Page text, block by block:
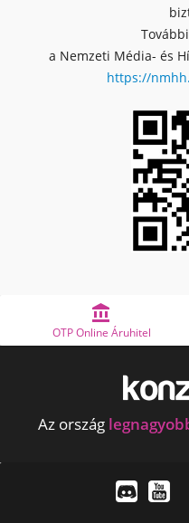
a Nemzeti Média- és
https://
OTP Online
Az ország